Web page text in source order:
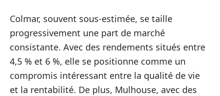
Colmar, souvent sous-estimée, se taille
progressivement une part de marché
consistante. Avec des rendements situés entre
4,5 % et 6 %, elle se positionne comme un
compromis intéressant entre la qualité de vie
et la rentabilité. De plus, Mulhouse, avec des